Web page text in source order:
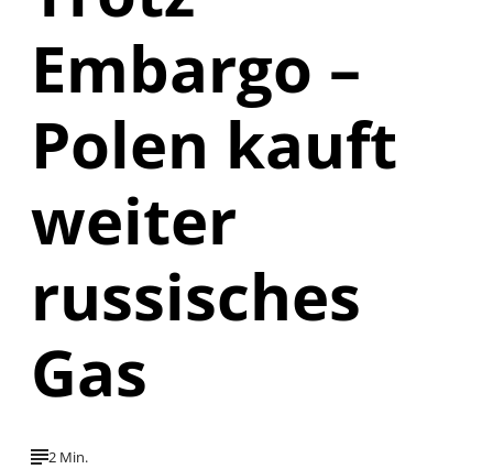
Embargo –
Polen kauft
weiter
russisches
Gas
2 Min.